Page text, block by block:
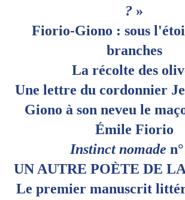
? »
Fiorio-Giono : sous
branches
La récolte des
Une lettre du cordonnier
Giono à son neveu le
Émile Fiorio
Instinct nomade
UN AUTRE POÈTE DE
Le premier manuscrit